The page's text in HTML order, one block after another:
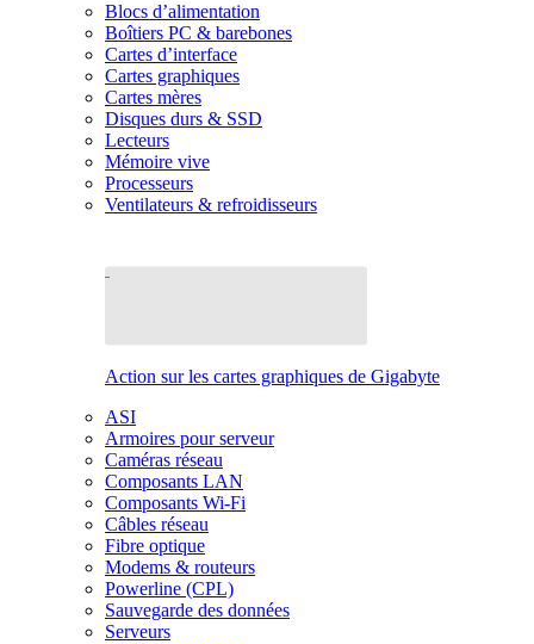
Blocs d’alimentation
Boîtiers PC & barebones
Cartes d’interface
Cartes graphiques
Cartes mères
Disques durs & SSD
Lecteurs
Mémoire vive
Processeurs
Ventilateurs & refroidisseurs
Action sur les cartes graphiques de Gigabyte
ASI
Armoires pour serveur
Caméras réseau
Composants LAN
Composants Wi-Fi
Câbles réseau
Fibre optique
Modems & routeurs
Powerline (CPL)
Sauvegarde des données
Serveurs